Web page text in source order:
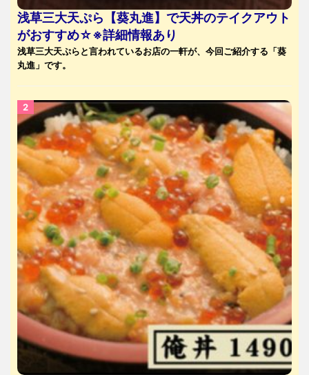
浅草三大天ぷら【葵丸進】で天丼のテイクアウト
がおすすめ☆※詳細情報あり
浅草三大天ぷらと言われているお店の一軒が、今回ご紹介する「葵
丸進」です。